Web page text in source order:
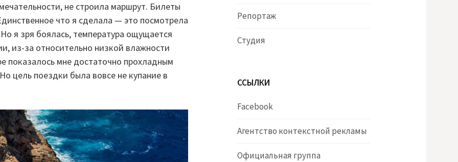
не строила маршрут. Билеты
что я сделала — это посмотрела
я зря боялась, температура ощущается
из-за относительно низкой влажности
показалось мне достаточно прохладным
цель поездки была вовсе не купание в
Репортаж
Студия
ССЫЛКИ
Facebook
Агентство контекстной рекламы
Официальная группа